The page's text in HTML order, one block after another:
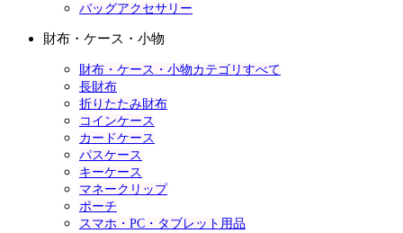
バッグアクセサリー
財布・ケース・小物
財布・ケース・小物カテゴリすべて
長財布
折りたたみ財布
コインケース
カードケース
パスケース
キーケース
マネークリップ
ポーチ
スマホ・PC・タブレット用品